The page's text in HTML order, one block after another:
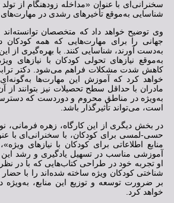
شناسایی به‌موقع تأخیرهای رشدی در
وی توضیح خواهد داد که متخصصان
جهانی را برای مهارت‌هایی که همه کودکان
به‌دست آورند، شناسایی کنند. با بهره‌گیری از
به‌موقع نیازهای تحولی کودکان با نیازهای
کاهش شدت مشکلات فراهم می‌شود. دکتر
خواهد کرد که آموزش این مهارت‌ها
مادران با حداقل سطح تحصیلات نیز بتوانند از
به‌ویژه در مناطق محروم و دوردست که
است، می‌تواند تأثیرگذار باشد.
در بخش دیگری از این کارگاه، زهره فرمانی،
حسی-لمسی برای کودکان، با سخنرانی‌ای با
منابع اطلاعاتی برای کودکان با نیازهای
آموزشی مناسب در تسهیل یادگیری و رشد این
او تجربه خود در طراحی کتاب‌هایی که با در
شناختی کودکان ویژه ساخته شده‌اند را با
بر ضرورت توسعه و توزیع این منابع، به‌ویژه
خواهد کرد.